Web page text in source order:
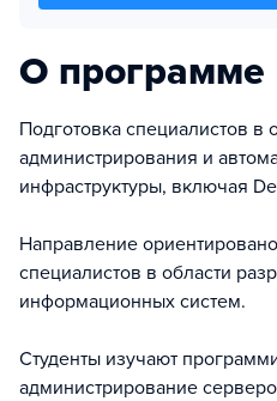
О программе
Подготовка специалистов в
администрирования и
инфраструктуры, включая
Направление
специалистов в области
информационных систем.
Студенты изучают
администрирование